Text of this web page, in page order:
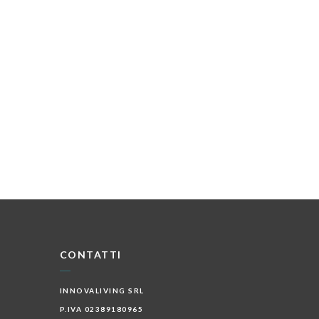
CONTATTI
INNOVALIVING SRL
P.IVA 02389180965